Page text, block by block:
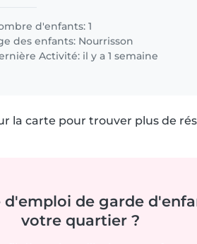
d'enfants: 1
des enfants: Nourrisson
Activité: il y a 1 semaine
la carte pour trouver plus de
de garde
votre quartier ?